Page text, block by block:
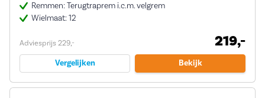
Remmen: Terugtraprem i.c.m. velgrem
Wielmaat: 12
Adviesprijs 229,- 219,-
Vergelijken Bekijk